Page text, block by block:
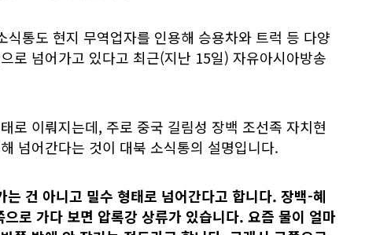
식통도 현지 무역업자를 인용해 승용차와 트럭 등 다양
로 넘어가고 있다고 최근(지난 15일) 자유아시아방송
로 이뤄지는데, 주로 중국 길림성 장백 조선족 자치현
넘어간다는 것이 대북 소식통의 설명입니다.
건 아니고 밀수 형태로 넘어간다고 합니다. 장백-혜
로 가다 보면 압록강 상류가 있습니다. 요즘 물이 얼마